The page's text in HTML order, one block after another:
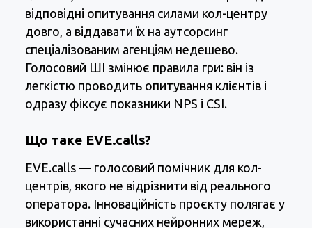
відповідні опитування силами кол-центру
довго, а віддавати їх на аутсорсинг
спеціалізованим агенціям недешево.
Голосовий ШІ змінює правила гри: він із
легкістю проводить опитування клієнтів і
одразу фіксує показники NPS і CSI.
Що таке EVE.calls?
EVE.calls — голосовий помічник для кол-
центрів, якого не відрізнити від реального
оператора. Інноваційність проєкту полягає у
використанні сучасних нейронних мереж,